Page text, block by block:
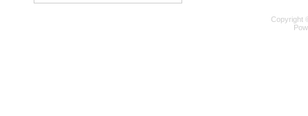
Copyright